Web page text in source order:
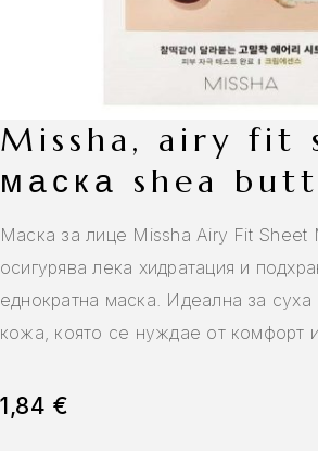
missha, airy fit sheet
маска shea
Маска за лице Missha Airy Fit Sheet
осигурява лека хидратация и
еднократна маска. Идеална за суха
кожа, която се нуждае от комфорт
1,84€